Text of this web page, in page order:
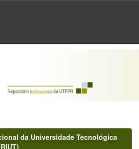
da Universidade Tecnológica